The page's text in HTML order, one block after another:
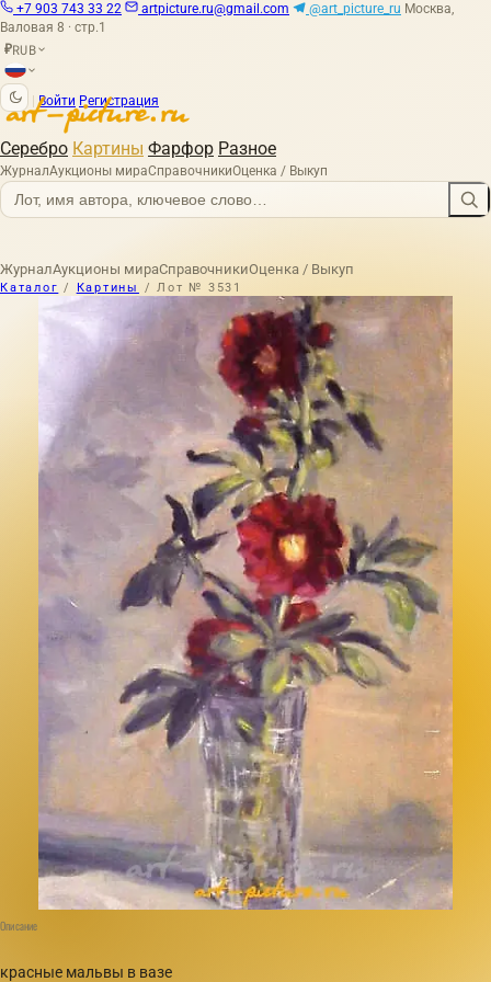
+7 903 743 33 22 artpicture.ru@gmail.com @art_picture_ru Москва,
Валовая 8 · стр.1
₽RUB
Войти Регистрация
Серебро Картины Фарфор Разное
ЖурналАукционы мираСправочникиОценка / Выкуп
ЖурналАукционы мираСправочникиОценка / Выкуп
Каталог / Картины / Лот № 3531
Описание
красные мальвы в вазе